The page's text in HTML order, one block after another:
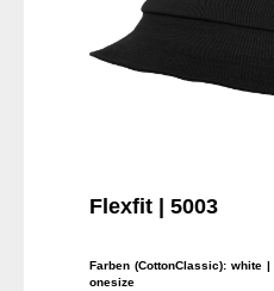
Flexfit | 5003
Farben (CottonClassic): white
onesize